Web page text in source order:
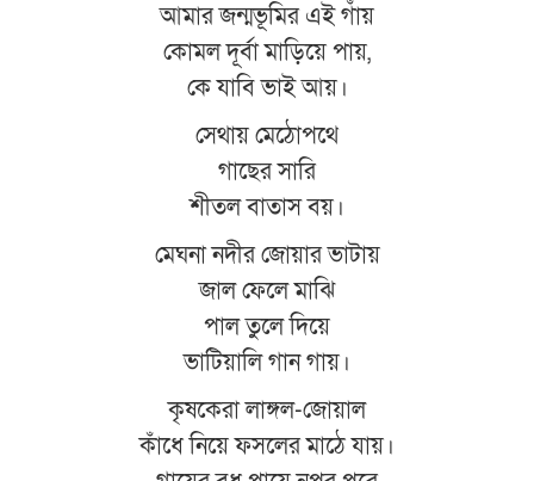
আমার জন্মভূমির এই গাঁয়
কোমল দূর্বা মাড়িয়ে পায়,
কে যাবি ভাই আয়।
সেথায় মেঠোপথে
গাছের সারি
শীতল বাতাস বয়।
মেঘনা নদীর জোয়ার ভাটায়
জাল ফেলে মাঝি
পাল তুলে দিয়ে
ভাটিয়ালি গান গায়।
কৃষকেরা লাঙ্গল-জোয়াল
কাঁধে নিয়ে ফসলের মাঠে যায়।